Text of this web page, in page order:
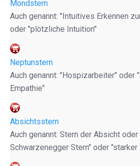
Mondstern
Auch genannt: "Intuitives Erkennen
oder "plötzliche Intuition"
Neptunstern
Auch genannt: "Hospizarbeiter" oder
Empathie"
Absichtsstern
Auch genannt: Stern der Absicht oder
Schwarzenegger Stern" oder "starker